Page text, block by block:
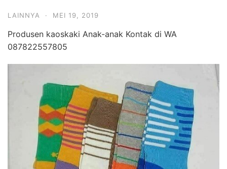
LAINNYA · MEI 19, 2019
Produsen kaoskaki Anak-anak Kontak di WA
087822557805